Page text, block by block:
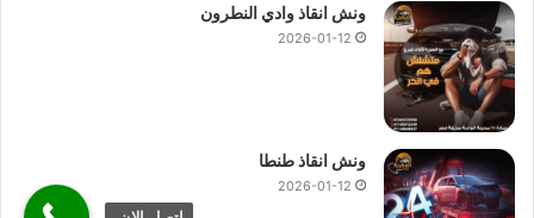
ونش انقاذ وادي النطرون
2026-01-12
ونش انقاذ طنطا
2026-01-12